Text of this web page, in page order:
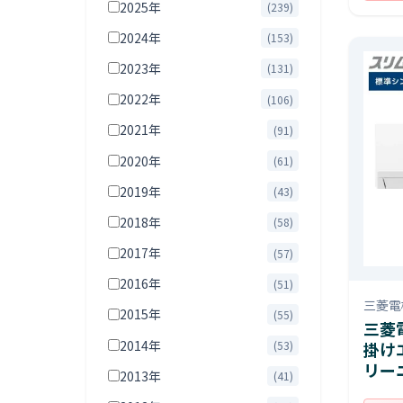
2025年 (239)
2024年 (153)
2023年 (131)
2022年 (106)
2021年 (91)
2020年 (61)
2019年 (43)
2018年 (58)
2017年 (57)
2016年 (51)
2015年 (55)
2014年 (53)
2013年 (41)
三菱
三菱
掛け
リー